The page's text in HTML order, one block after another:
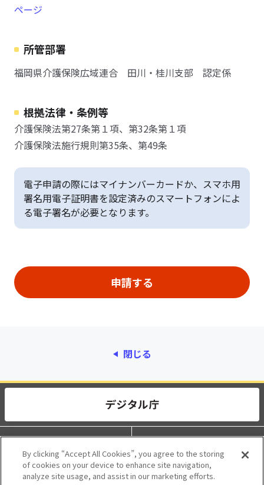
ページ
所管部署
福岡県介護保険広域連合 田川・桂川支部 認定係
根拠法律・条例等
介護保険法第27条第１項、第32条第１項
介護保険法施行規則第35条、第49条
電子申請の際にはマイナンバーカードか、スマホ用
署名用電子証明書を設定済みのスマートフォンによ
る電子署名が必要となります。
閉じる
動作環境 個人情報保護
利用規約 アクセシビリティ
By clicking “Accept All Cookies”, you agree to the storing
of cookies on your device to enhance site navigation,
analyze site usage, and assist in our marketing efforts.